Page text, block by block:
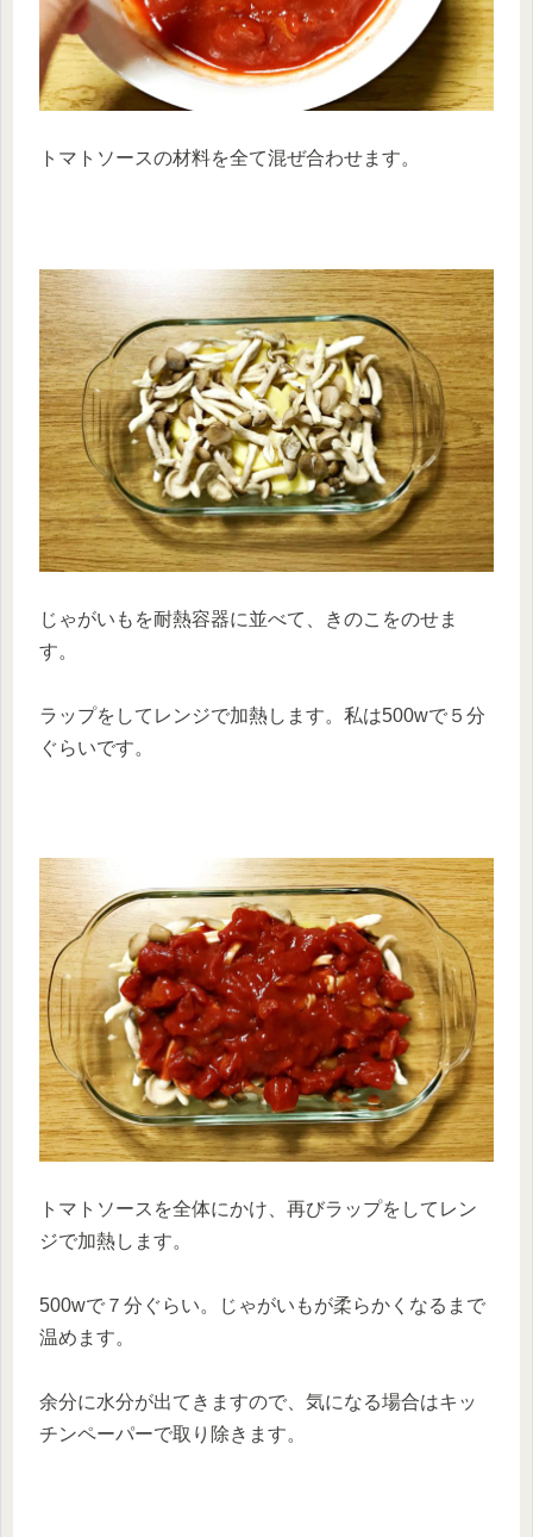
トマトソースの材料を全て混ぜ合わせます。
じゃがいもを耐熱容器に並べて、きのこをのせま
す。
ラップをしてレンジで加熱します。私は500wで５分
ぐらいです。
トマトソースを全体にかけ、再びラップをしてレン
ジで加熱します。
500wで７分ぐらい。じゃがいもが柔らかくなるまで
温めます。
余分に水分が出てきますので、気になる場合はキッ
チンペーパーで取り除きます。